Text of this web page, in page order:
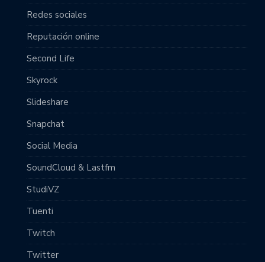
Redes sociales
Reputación online
Second Life
Skyrock
Slideshare
Snapchat
Social Media
SoundCloud & Lastfm
StudiVZ
Tuenti
Twitch
Twitter